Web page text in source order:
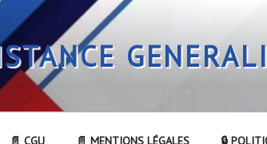
📄 CGU 📄 MENTIONS LÉGALES 🔒